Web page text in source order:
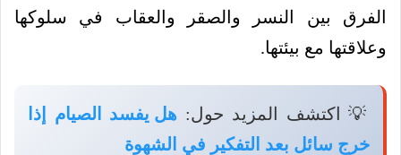
الفرق بين النسر والصقر والعقاب في سلوكها
وعلاقتها مع بيئتها.
💡 اكتشف المزيد حول: هل يفسد الصيام إذا
خرج سائل بعد التفكير في الشهوة